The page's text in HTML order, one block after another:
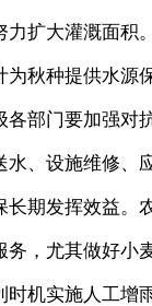
扩大灌溉面
为秋种提供水源
门要加强对
、设施维修
期发挥效益
，尤其做好
机实施人工